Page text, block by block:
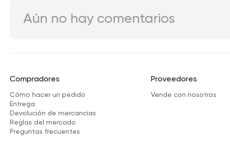
Aún no hay comentarios
Compradores
Cómo hacer un pedido
Entrega
Devolución de mercancías
Reglas del mercado
Preguntas frecuentes
Proveedores
Vende con nosotros